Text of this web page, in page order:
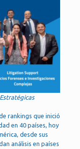
rankings que inició
en 40 países, hoy
desde sus
análisis en países